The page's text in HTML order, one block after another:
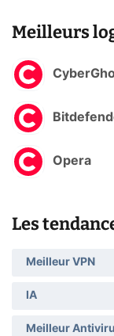
Meilleurs
Opera
Les
Meilleur VPN
IA
Meilleur